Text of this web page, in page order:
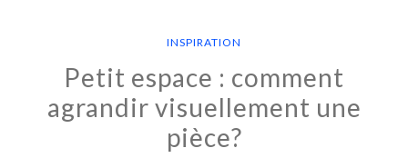
INSPIRATION
Petit espace : comment
agrandir visuellement une
pièce?